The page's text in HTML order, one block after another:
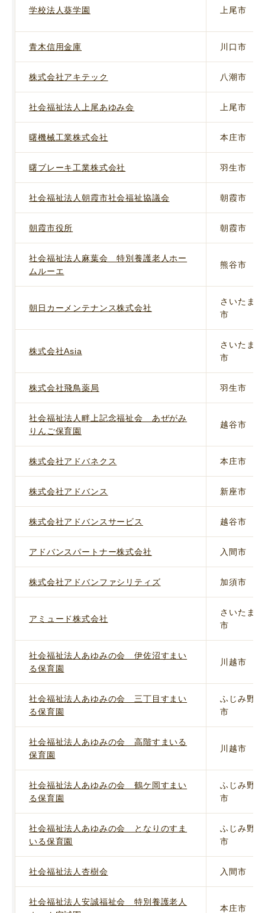
学校法人葵学園 上尾市
青木信用金庫 川口市
株式会社アキテック 八潮市
社会福祉法人上尾あゆみ会 上尾市
曙機械工業株式会社 本庄市
曙ブレーキ工業株式会社 羽生市
社会福祉法人朝霞市社会福祉協議会 朝霞市
朝霞市役所 朝霞市
社会福祉法人麻葉会 特別養護老人ホー
ムルーエ
熊谷市
朝日カーメンテナンス株式会社
さいたま
市
株式会社Asia
さいたま
市
株式会社飛鳥薬局 羽生市
社会福祉法人畔上記念福祉会 あぜがみ
りんご保育園
越谷市
株式会社アドバネクス 本庄市
株式会社アドバンス 新座市
株式会社アドバンスサービス 越谷市
アドバンスパートナー株式会社 入間市
株式会社アドバンファシリティズ 加須市
アミュード株式会社
さいたま
市
社会福祉法人あゆみの会 伊佐沼すまい
る保育園
川越市
社会福祉法人あゆみの会 三丁目すまい
る保育園
ふじみ野
市
社会福祉法人あゆみの会 高階すまいる
保育園
川越市
社会福祉法人あゆみの会 鶴ケ岡すまい
る保育園
ふじみ野
市
社会福祉法人あゆみの会 となりのすま
いる保育園
ふじみ野
市
社会福祉法人杏樹会 入間市
社会福祉法人安誠福祉会 特別養護老人
本庄市